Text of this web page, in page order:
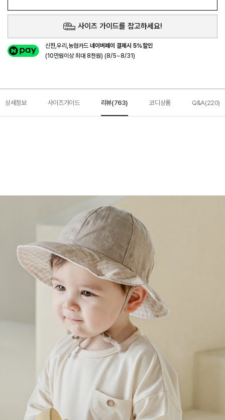
사이즈 가이드를 참고하세요!
신한,우리,농협카드네이버페이 결제시 5%할인
(10만원이상 최대 8천원) (8/5~8/31)
상세정보 사이즈가이드 리뷰(763) 코디상품 Q&A(220)